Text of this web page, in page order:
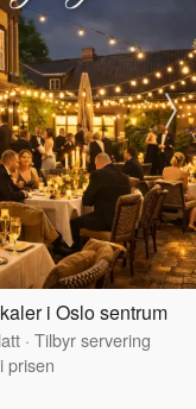
i Oslo sentrum
· Tilbyr servering
prisen